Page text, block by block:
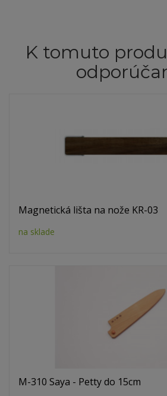
K tomuto
Magnetická lišta na nože KR-03
na sklade
M-310 Saya - Petty do 15cm